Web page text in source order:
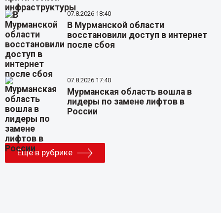
07.8.2026 18:40
В Мурманской области
восстановили доступ в интернет
после сбоя
07.8.2026 17:40
Мурманская область вошла в
лидеры по замене лифтов в
России
Еще в рубрике